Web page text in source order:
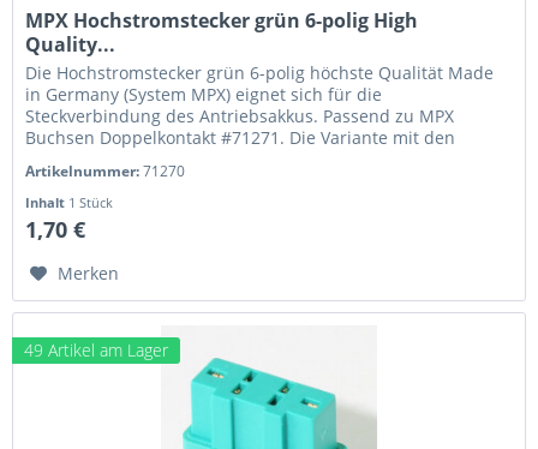
MPX Hochstromstecker grün 6-polig High
Quality...
Die Hochstromstecker grün 6-polig höchste Qualität Made
in Germany (System MPX) eignet sich für die
Steckverbindung des Antriebsakkus. Passend zu MPX
Buchsen Doppelkontakt #71271. Die Variante mit den
Artikelnummer:71270
Inhalt 1 Stück
1,70 €
Merken
49 Artikel am Lager